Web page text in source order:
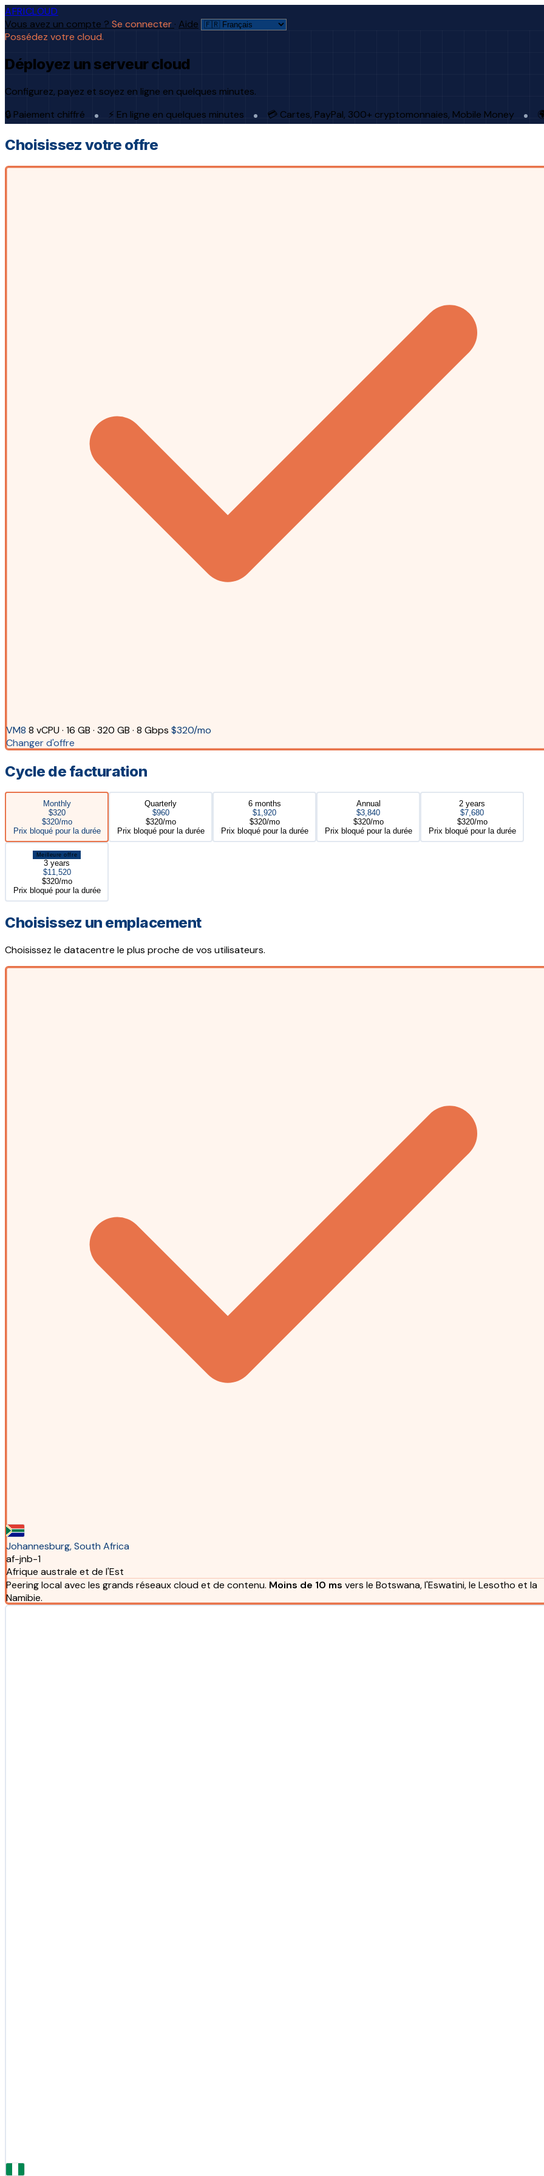
AFRICLOUD
Vous avez un compte ? Se connecter · Aide
Possédez votre cloud.
Déployez un serveur cloud
Configurez, payez et soyez en ligne en quelques minutes.
🔒 Paiement chiffré
⚡ En ligne en quelques minutes 💳 Cartes, PayPal, 300+ cryptomonnaies, Mobile Money
Choisissez votre offre
VM8 8 vCPU · 16 GB · 320 GB · 8 Gbps $320/mo
Changer d'offre
Cycle de facturation
Monthly
$320
$320/mo
Prix bloqué pour la durée
Quarterly
$960
$320/mo
Prix bloqué pour la durée
6 months
$1,920
$320/mo
Prix bloqué pour la durée
Annual
$3,840
$320/mo
Prix bloqué pour la durée
2 years
$7,680
$320/mo
Prix bloqué pour la durée
Meilleure offre
3 years
$11,520
$320/mo
Prix bloqué pour la durée
Choisissez un emplacement
Choisissez le datacentre le plus proche de vos utilisateurs.
Johannesburg, South Africa
af-jnb-1
Afrique australe et de l'Est
Peering local avec les grands réseaux cloud et de contenu. Moins de 10 ms vers le Botswana, l'Eswatini, le Lesotho et la
Namibie.